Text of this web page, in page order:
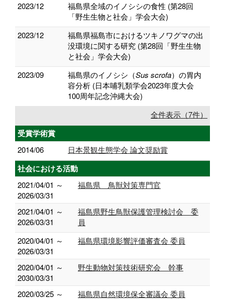
2023/12
福島県全域のイノシシの食性 (第28回
「野生生物と社会」学会大会)
2023/12
福島県福島市におけるツキノワグマの出
没環境に関する研究 (第28回「野生生物
と社会」学会大会)
2023/09
福島県のイノシシ（Sus scrofa）の胃内
容分析 (日本哺乳類学会2023年度大会
100周年記念沖縄大会)
全件表示（7件）
受賞学術賞
2014/06 日本景観生態学会 論文奨励賞
社会における活動
2021/04/01 ～
2026/03/31
福島県 鳥獣対策専門官
2021/04/01 ～
2026/03/31
福島県野生鳥獣保護管理検討会 委
員
2020/04/01 ～
2026/03/31
福島県環境影響評価審査会 委員
2020/04/01 ～
2030/03/31
野生動物対策技術研究会 幹事
2020/03/25 ～
福島県自然環境保全審議会 委員